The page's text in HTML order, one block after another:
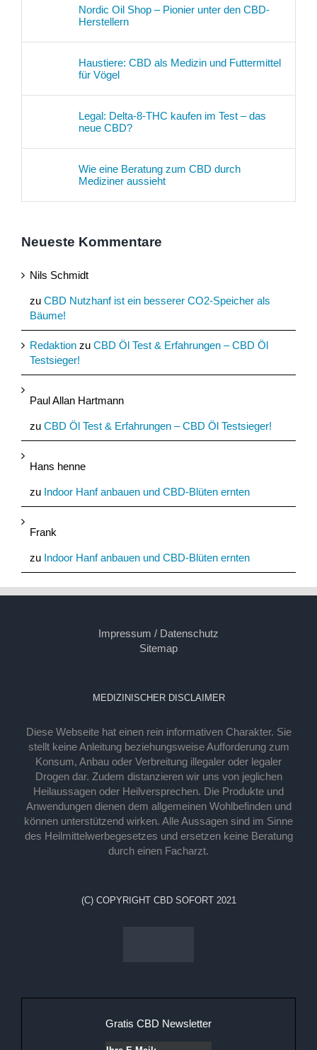
Nordic Oil Shop – Pionier unter den CBD-
Herstellern
Haustiere: CBD als Medizin und Futtermittel
für Vögel
Legal: Delta-8-THC kaufen im Test – das
neue CBD?
Wie eine Beratung zum CBD durch
Mediziner aussieht
Neueste Kommentare
Nils Schmidt
zu CBD Nutzhanf ist ein besserer CO2-Speicher als
Bäume!
Redaktion zu CBD Öl Test & Erfahrungen – CBD Öl
Testsieger!
Paul Allan Hartmann
zu CBD Öl Test & Erfahrungen – CBD Öl Testsieger!
Hans henne
zu Indoor Hanf anbauen und CBD-Blüten ernten
Frank
zu Indoor Hanf anbauen und CBD-Blüten ernten
Impressum / Datenschutz
Sitemap
MEDIZINISCHER DISCLAIMER
Diese Webseite hat einen rein informativen Charakter. Sie
stellt keine Anleitung beziehungsweise Aufforderung zum
Konsum, Anbau oder Verbreitung illegaler oder legaler
Drogen dar. Zudem distanzieren wir uns von jeglichen
Heilaussagen oder Heilversprechen. Die Produkte und
Anwendungen dienen dem allgemeinen Wohlbefinden und
können unterstützend wirken. Alle Aussagen sind im Sinne
des Heilmittelwerbegesetzes und ersetzen keine Beratung
durch einen Facharzt.
(C) COPYRIGHT CBD SOFORT 2021
Gratis CBD Newsletter